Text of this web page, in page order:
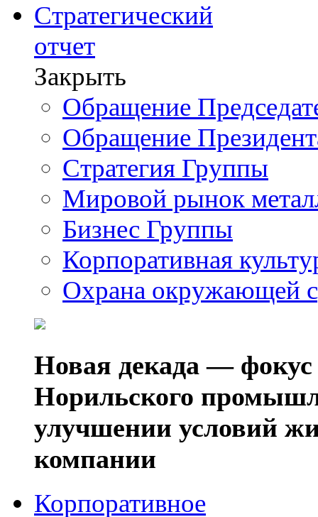
Стратегический
отчет
Закрыть
Обращение
Обращение
Стратегия Группы
Мировой рынок
Бизнес Группы
Корпоративная
Охрана окружающей
Новая декада — фокус
Норильского
улучшении условий
компании
Корпоративное